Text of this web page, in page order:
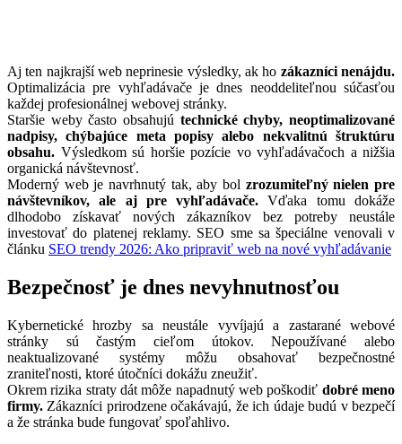
Aj ten najkrajší web neprinesie výsledky, ak ho zákazníci nenájdu.
Optimalizácia pre vyhľadávače je dnes neoddeliteľnou súčasťou
každej profesionálnej webovej stránky.
Staršie weby často obsahujú technické chyby, neoptimalizované
nadpisy, chýbajúce meta popisy alebo nekvalitnú štruktúru
obsahu. Výsledkom sú horšie pozície vo vyhľadávačoch a nižšia
organická návštevnosť.
Moderný web je navrhnutý tak, aby bol zrozumiteľný nielen pre
návštevníkov, ale aj pre vyhľadávače. Vďaka tomu dokáže
dlhodobo získavať nových zákazníkov bez potreby neustále
investovať do platenej reklamy. SEO sme sa špeciálne venovali v
článku SEO trendy 2026: Ako pripraviť web na nové vyhľadávanie
Bezpečnosť je dnes nevyhnutnosťou
Kybernetické hrozby sa neustále vyvíjajú a zastarané webové
stránky sú častým cieľom útokov. Nepoužívané alebo
neaktualizované systémy môžu obsahovať bezpečnostné
zraniteľnosti, ktoré útočníci dokážu zneužiť.
Okrem rizika straty dát môže napadnutý web poškodiť dobré meno
firmy. Zákazníci prirodzene očakávajú, že ich údaje budú v bezpečí
a že stránka bude fungovať spoľahlivo.